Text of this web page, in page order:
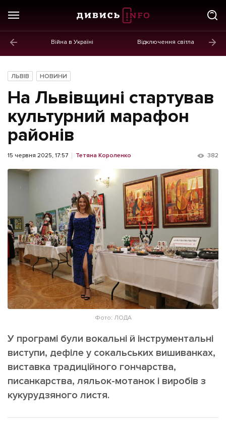
Війна в Україні Відключення світла
Новини
Політика
Економіка
Бізнес
Життя
Культура
ІНШЕ
Інтерв'ю
Картки
Репортаж
Розслідування
Лонгріди
Прес-релізи
Made in Lviv
Зв'язатися з нами
[email protected] Реклама на сайті
Політика конфіденційності
ЛЬВІВ НОВИНИ
На Львівщині стартував
культурний марафон
районів
15 червня 2025, 17:57 Тетяна Короленко 382
Фото: ЛОДА
У програмі були вокальні й інструментальні
виступи, дефіле у сокальських вишиванках,
виставка традиційного гончарства,
писанкарства, ляльок-мотанок і виробів з
кукурудзяного листя.